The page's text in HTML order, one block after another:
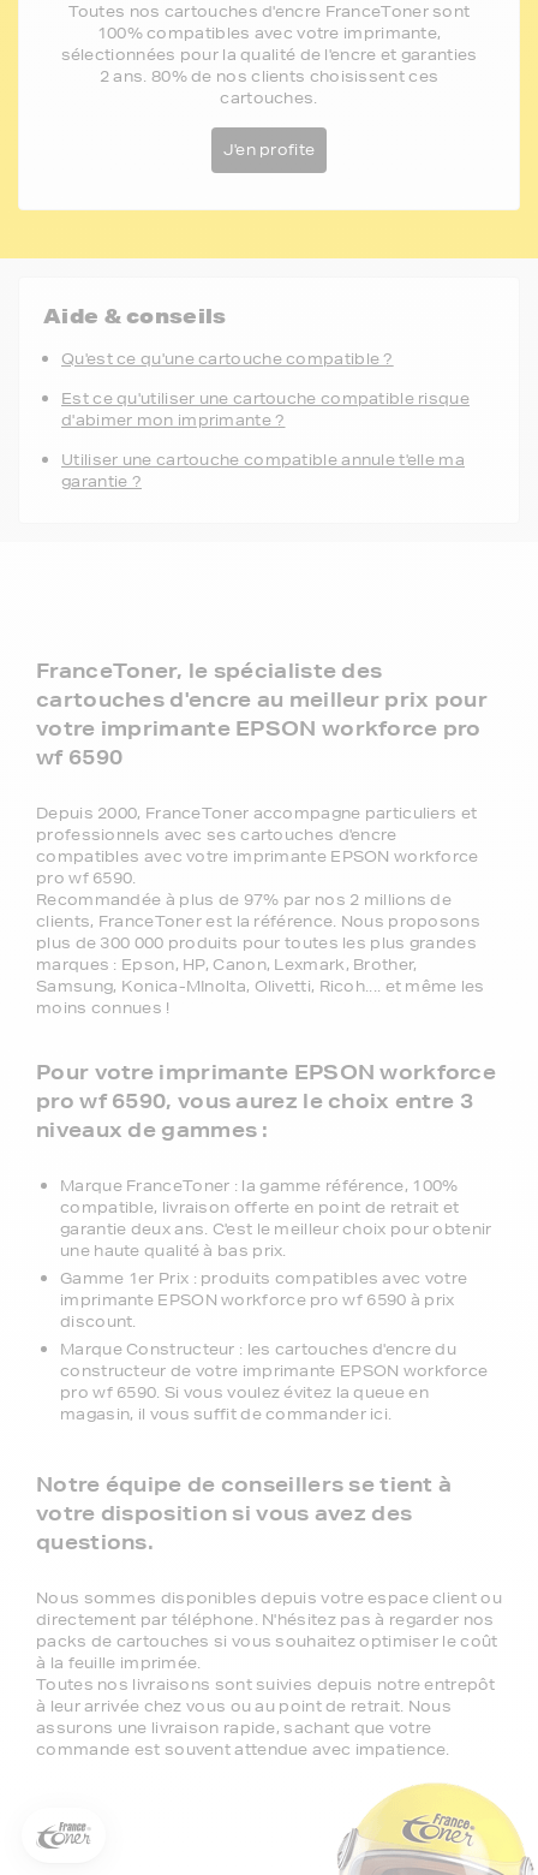
Toutes nos cartouches d'encre FranceToner sont
100% compatibles avec votre imprimante,
sélectionnées pour la qualité de l'encre et garanties
2 ans. 80% de nos clients choisissent ces
cartouches.
J'en profite
Aide & conseils
Qu'est ce qu'une cartouche compatible ?
Est ce qu'utiliser une cartouche compatible risque
d'abimer mon imprimante ?
Utiliser une cartouche compatible annule t'elle ma
garantie ?
FranceToner, le spécialiste des
cartouches d'encre au meilleur prix pour
votre imprimante EPSON workforce pro
wf 6590
Depuis 2000, FranceToner accompagne particuliers et
professionnels avec ses cartouches d'encre
compatibles avec votre imprimante EPSON workforce
pro wf 6590.
Recommandée à plus de 97% par nos 2 millions de
clients, FranceToner est la référence. Nous proposons
plus de 300 000 produits pour toutes les plus grandes
marques : Epson, HP, Canon, Lexmark, Brother,
Samsung, Konica-MInolta, Olivetti, Ricoh.... et même les
moins connues !
Pour votre imprimante EPSON workforce
pro wf 6590, vous aurez le choix entre 3
niveaux de gammes :
Marque FranceToner : la gamme référence, 100%
compatible, livraison offerte en point de retrait et
garantie deux ans. C'est le meilleur choix pour obtenir
une haute qualité à bas prix.
Gamme 1er Prix : produits compatibles avec votre
imprimante EPSON workforce pro wf 6590 à prix
discount.
Marque Constructeur : les cartouches d'encre du
constructeur de votre imprimante EPSON workforce
pro wf 6590. Si vous voulez évitez la queue en
magasin, il vous suffit de commander ici.
Notre équipe de conseillers se tient à
votre disposition si vous avez des
questions.
Nous sommes disponibles depuis votre espace client ou
directement par téléphone. N'hésitez pas à regarder nos
packs de cartouches si vous souhaitez optimiser le coût
à la feuille imprimée.
Toutes nos livraisons sont suivies depuis notre entrepôt
à leur arrivée chez vous ou au point de retrait. Nous
assurons une livraison rapide, sachant que votre
commande est souvent attendue avec impatience.
5€ offerts sur votre 1ère
commande !
5 €
Inscrivez-vous à notre newsletter, suivez notre actualité et
d’une remise de 5€
sur votre 1ère
commande * !